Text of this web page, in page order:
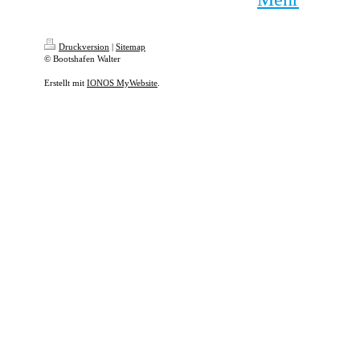
Druckversion | Sitemap
© Bootshafen Walter
Erstellt mit IONOS MyWebsite